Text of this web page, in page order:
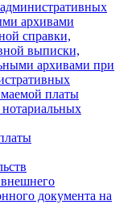
архивами
справки,
выписки,
архивами при
платы
документа на